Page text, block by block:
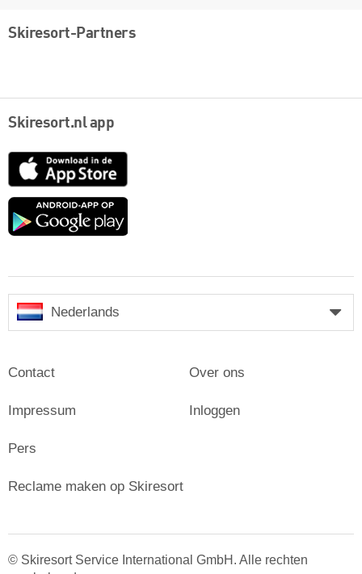
Skiresort-Partners
Skiresort.nl app
App
Google
Nederlands
Contact
Impressum
Pers
Over ons
Inloggen
Reclame maken op Skiresort
© Skiresort Service International GmbH. Alle rechten